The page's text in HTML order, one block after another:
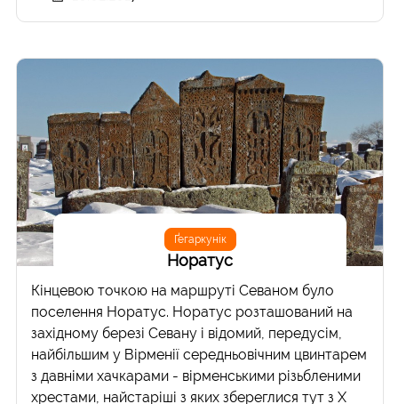
Ґегаркунік
Норатус
Кінцевою точкою на маршруті Севаном було
поселення Норатус. Норатус розташований на
західному березі Севану і відомий, передусім,
найбільшим у Вірменії середньовічним цвинтарем
з давніми хачкарами - вірменськими різьбленими
хрестами, найстаріші з яких збереглися тут з Х